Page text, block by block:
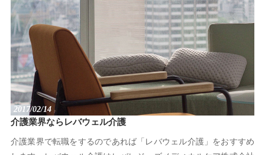
2017/02/14
介護業界ならレバウェル介護
介護業界で転職をするのであれば「レバウェル介護」をおすすめ